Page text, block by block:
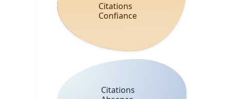
Citations
Confiance
Citations